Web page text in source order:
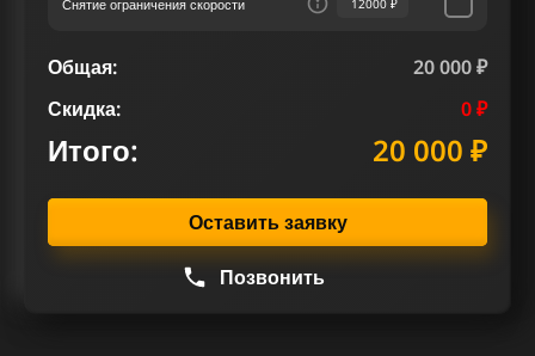
Снятие ограничения скорости 12000 ₽
Общая:
20 000 ₽
Скидка:
0 ₽
Итого: 20 000 ₽
Оставить заявку
Позвонить